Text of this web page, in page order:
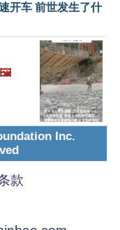
开车 前世发生了什
🖼️
Inc.
款